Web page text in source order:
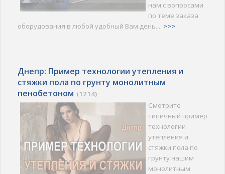
нам с вопросами
по теме заказа
оборудования в любой удобный Вам день... >>>
Днепр: Пример технологии утепления и
стяжки пола по грунту монолитным
пенобетоном (1214)
Смотрите
типичный пример
технологии
утепления и
стяжки пола по
грунту нашим
монолитным